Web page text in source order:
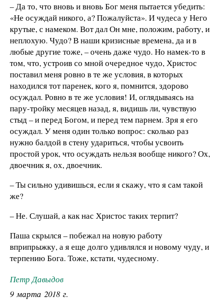
– Да то, что вновь и вновь Бог меня пытается убедить:
«Не осуждай никого, а? Пожалуйста». И чудеса у Него
крутые, с намеком. Вот дал Он мне, положим, работу, и
неплохую. Чудо? В наши кризисные времена, да и в
любые другие тоже, – очень даже чудо. Но намек-то в
том, что, устроив со мной очередное чудо, Христос
поставил меня ровно в те же условия, в которых
находился тот паренек, кого я, помнится, здорово
осуждал. Ровно в те же условия! И, оглядываясь на
пару-тройку месяцев назад, я, видишь ли, чувствую
стыд – и перед Богом, и перед тем парнем. Зря я его
осуждал. У меня один только вопрос: сколько раз
нужно балдой в стену удариться, чтобы усвоить
простой урок, что осуждать нельзя вообще никого? Ох,
двоечник я, ох, двоечник.
– Ты сильно удивишься, если я скажу, что я сам такой
же?
– Не. Слушай, а как нас Христос таких терпит?
Паша скрылся – побежал на новую работу
вприпрыжку, а я еще долго удивлялся и новому чуду, и
терпению Бога. Тоже, кстати, чудесному.
Петр Давыдов
9 марта 2018 г.